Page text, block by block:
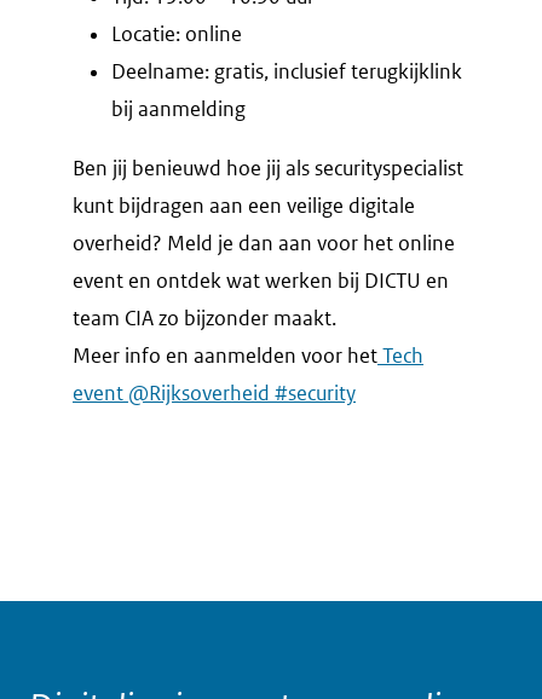
Locatie: online
Deelname: gratis, inclusief terugkijklink
bij aanmelding
Ben jij benieuwd hoe jij als securityspecialist
kunt bijdragen aan een veilige digitale
overheid? Meld je dan aan voor het online
event en ontdek wat werken bij DICTU en
team CIA zo bijzonder maakt.
Meer info en aanmelden voor hetTech
event @Rijksoverheid #security